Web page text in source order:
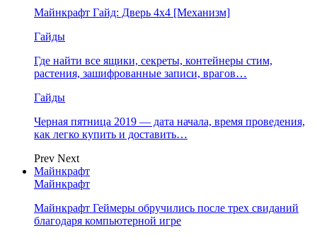
Майнкрафт Гайд: Дверь 4х4 [Механизм]
Гайды
Где найти все ящики, секреты, контейнеры стим,
растения, зашифрованные записи, врагов…
Гайды
Черная пятница 2019 — дата начала, время проведения,
как легко купить и доставить…
Prev Next
Майнкрафт
Майнкрафт
Майнкрафт Геймеры обручились после трех свиданий
благодаря компьютерной игре